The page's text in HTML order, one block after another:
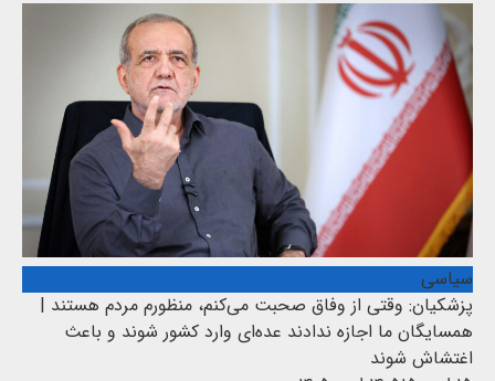
سیاسی
پزشکیان: وقتی از وفاق صحبت می‌کنم، منظورم مردم هستند |
همسایگان ما اجازه ندادند عده‌ای وارد کشور شوند و باعث
اغتشاش شوند